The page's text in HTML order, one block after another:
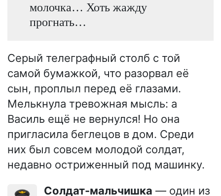
молочка… Хоть жажду
прогнать…
Серый телеграфный столб с той
самой бумажкой, что разорвал её
сын, проплыл перед её глазами.
Мелькнула тревожная мысль: а
Василь ещё не вернулся! Но она
пригласила беглецов в дом. Среди
них был совсем молодой солдат,
недавно остриженный под машинку.
Солдат-мальчишка — один из